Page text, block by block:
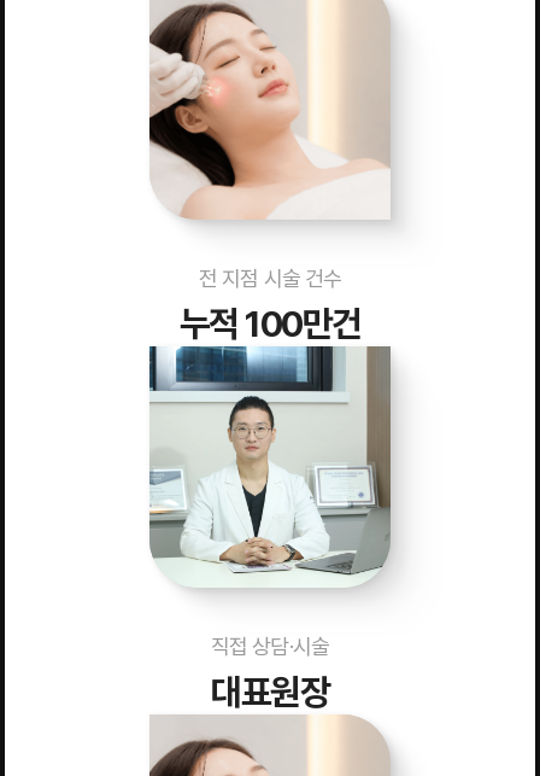
전 지점 시술 건수
누적 100만건
직접 상담·시술
대표원장